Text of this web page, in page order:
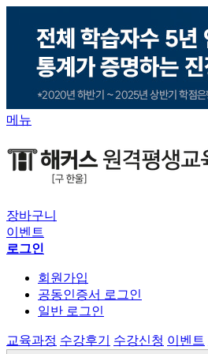
메뉴
장바구니
이벤트
로그인
회원가입
공동인증서 로그인
일반 로그인
교육과정 수강후기 수강신청 이벤트